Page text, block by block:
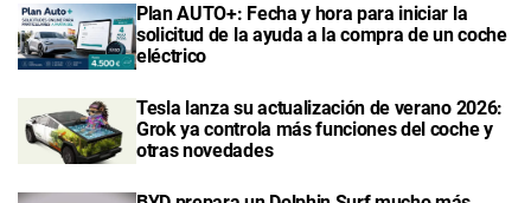
Plan AUTO+: Fecha y hora para iniciar la
solicitud de la ayuda a la compra de un coche
eléctrico
Tesla lanza su actualización de verano 2026:
Grok ya controla más funciones del coche y
otras novedades